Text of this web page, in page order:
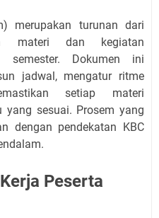
merupakan turunan dari
materi dan kegiatan
semester. Dokumen ini
jadwal, mengatur ritme
setiap materi
yang sesuai. Prosem yang
dengan pendekatan KBC
Peserta